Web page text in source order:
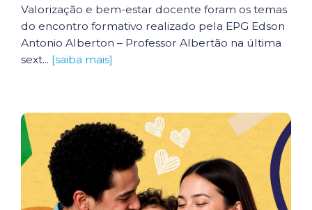
Valorização e bem-estar docente foram os temas
do encontro formativo realizado pela EPG Edson
Antonio Alberton – Professor Albertão na última
sext... [saiba mais]